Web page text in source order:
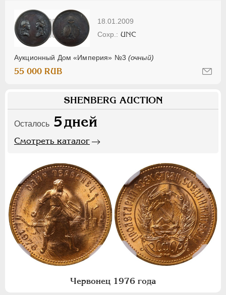
18.01.2009
Аукционный Дом «Империя» №3 (очный)
UNC
55 000 RUB
SHENBERG AUCTION
Осталось 5дней
Смотреть каталог
Червонец 1976 года